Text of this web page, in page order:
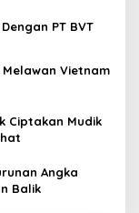
PT BVT
Melawan Vietnam
Ciptakan Mudik
Angka
Balik